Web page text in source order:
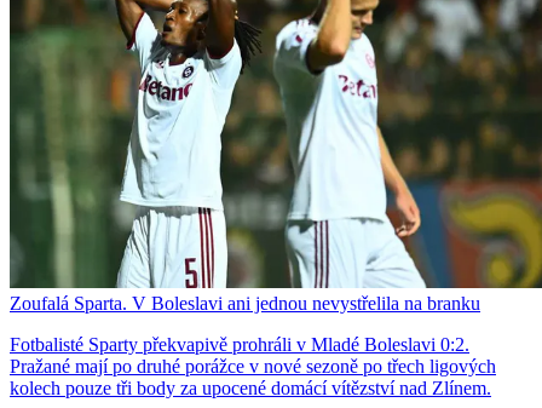
Zoufalá Sparta. V Boleslavi ani jednou nevystřelila na branku
Fotbalisté Sparty překvapivě prohráli v Mladé Boleslavi 0:2.
Pražané mají po druhé porážce v nové sezoně po třech ligových
kolech pouze tři body za upocené domácí vítězství nad Zlínem.